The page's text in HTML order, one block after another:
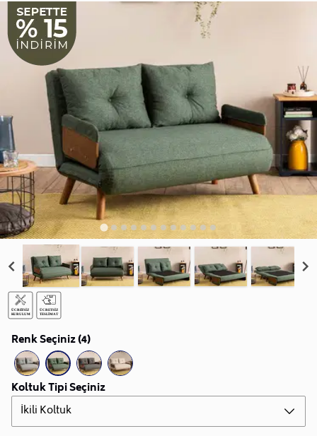
Renk Seçiniz (4)
Koltuk Tipi Seçiniz
İkili Koltuk